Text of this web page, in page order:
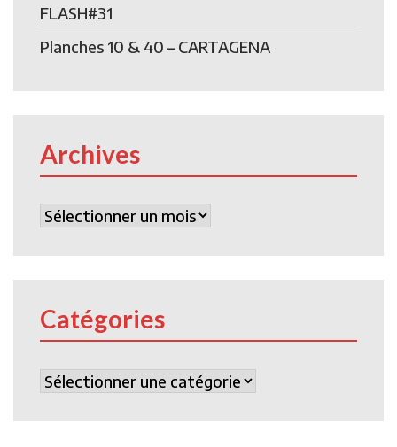
FLASH#31
Planches 10 & 40 – CARTAGENA
Archives
Archives
Catégories
Catégories